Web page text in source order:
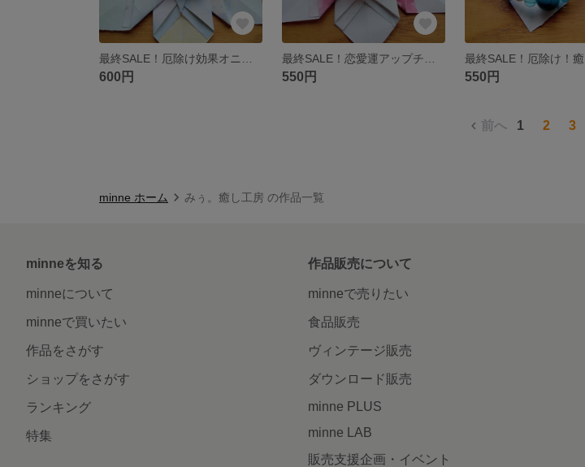
600円 550円 550円
前へ 1 2 3
minne ホーム みぅ。癒し工房 の作品一覧
minneを知る
minneについて
minneで買いたい
作品をさがす
ショップをさがす
ランキング
特集
作品販売について
minneで売りたい
食品販売
ヴィンテージ販売
ダウンロード販売
minne PLUS
minne LAB
販売支援企画・イベント